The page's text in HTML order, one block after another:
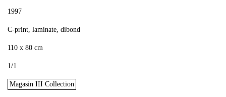
1997
C-print, laminate, dibond
110 x 80 cm
1/1
Magasin III Collection